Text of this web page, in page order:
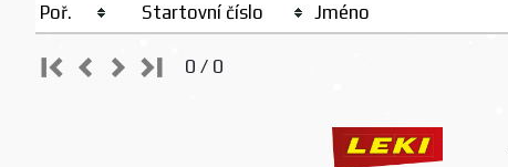
Poř. Startovní číslo Jméno
0 / 0